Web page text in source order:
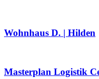
Wohnhaus D. | Hilden
Masterplan Logistik